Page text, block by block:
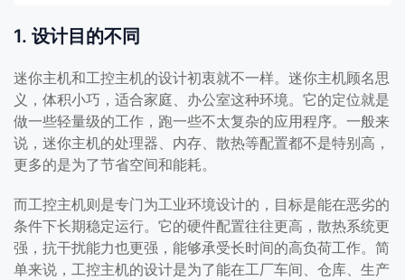
1. 设计目的不同
迷你主机和工控主机的设计初衷就不一样。迷你主机顾名思
义，体积小巧，适合家庭、办公室这种环境。它的定位就是
做一些轻量级的工作，跑一些不太复杂的应用程序。一般来
说，迷你主机的处理器、内存、散热等配置都不是特别高，
更多的是为了节省空间和能耗。
而工控主机则是专门为工业环境设计的，目标是能在恶劣的
条件下长期稳定运行。它的硬件配置往往更高，散热系统更
强，抗干扰能力也更强，能够承受长时间的高负荷工作。简
单来说，工控主机的设计是为了能在工厂车间、仓库、生产